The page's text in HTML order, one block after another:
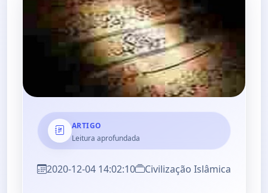
ARTIGO
Leitura aprofundada
2020-12-04 14:02:10 Civilização Islâmica